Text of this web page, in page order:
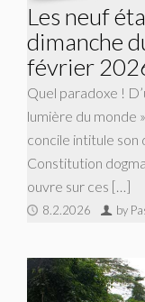
Les neuf
dimanche
février
Quel paradoxe !
lumière du monde
concile intitule son
Constitution
ouvre sur ces […]
8.2.2026 by